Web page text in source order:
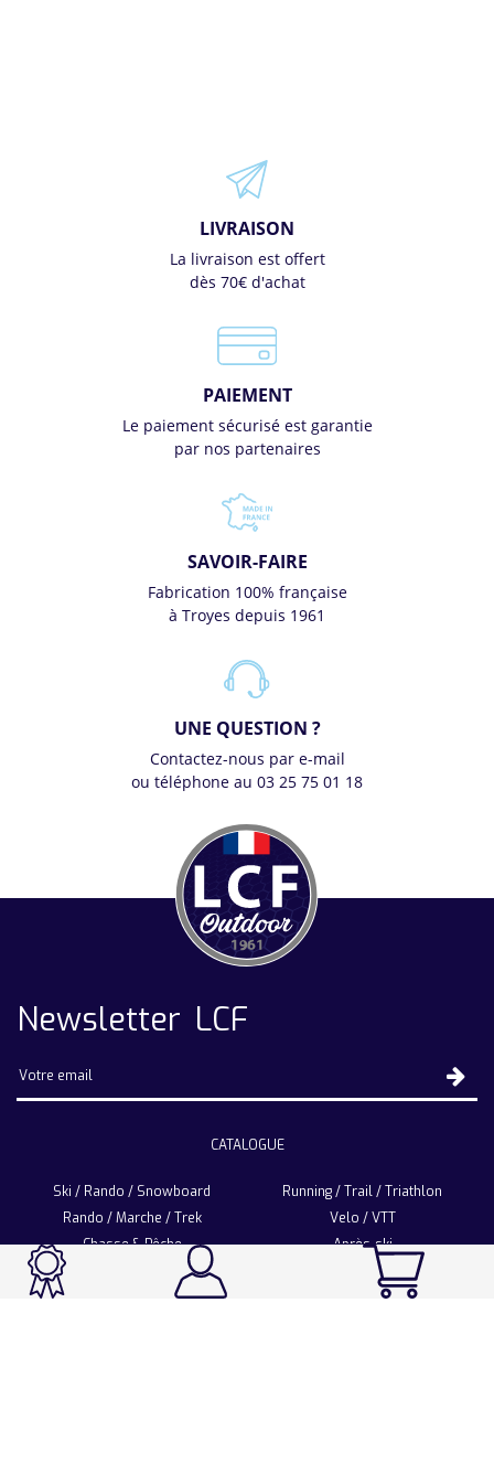
LIVRAISON
La livraison est offert
dès 70€ d'achat
PAIEMENT
Le paiement sécurisé est garantie
par nos partenaires
SAVOIR-FAIRE
Fabrication 100% française
à Troyes depuis 1961
UNE QUESTION ?
Contactez-nous par e-mail
ou téléphone au 03 25 75 01 18
Newsletter LCF
CATALOGUE
Ski / Rando / Snowboard
Running / Trail / Triathlon
Rando / Marche / Trek
Velo / VTT
Chasse & Pêche
Après-ski
Sport Fashion